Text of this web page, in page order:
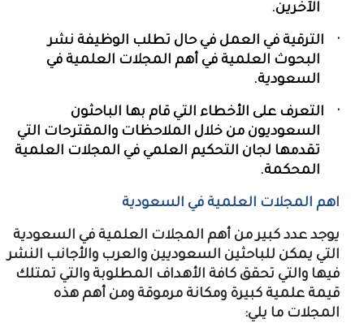
الآخرين.
الترقية في العمل في حال تطلب الوظيفة نشر
البحوث العلمية في أهم المجلات العلمية في
السعودية.
التعرف على الأخطاء التي قام بها الباحثون
السعوديون من خلال الملاحظات والمقترحات التي
تقدمها لجان التحكيم العلمي في المجلات العلمية
المحكمة.
اهم المجلات العلمية في السعودية
يوجد عدد كبير من أهم المجلات العلمية في السعودية
التي يمكن للباحثين السعوديين والعرب والأجانب النشر
فيها والتي تحقق كافة الأهداف المطلوبة والتي تمتلك
قيمة علمية كبيرة ومكانة مرموقة ومن أهم هذه
المجلات ما يلي: